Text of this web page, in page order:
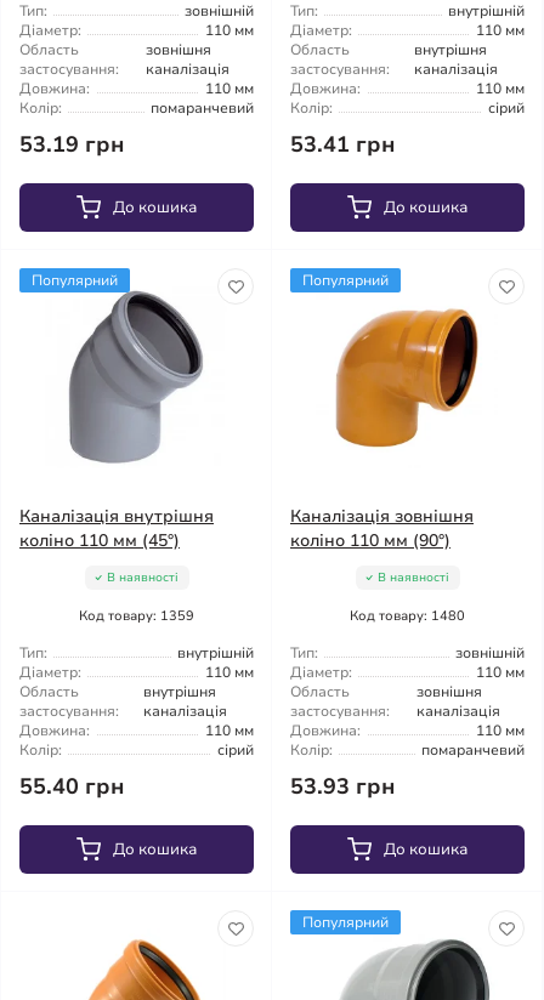
Тип:
зовнішній
Діаметр:
110 мм
Область
застосування:
зовнішня
каналізація
Довжина:
110 мм
Колір:
помаранчевий
53.19 грн
До кошика
Тип:
внутрішній
Діаметр:
110 мм
Область
застосування:
внутрішня
каналізація
Довжина:
110 мм
Колір:
сірий
53.41 грн
До кошика
Популярний
Каналізація внутрішня
коліно 110 мм (45°)
В наявності
Код товару: 1359
Тип:
внутрішній
Діаметр:
110 мм
Область
застосування:
внутрішня
каналізація
Довжина:
110 мм
Колір:
сірий
55.40 грн
До кошика
Популярний
Каналізація зовнішня
коліно 110 мм (90°)
В наявності
Код товару: 1480
Тип:
зовнішній
Діаметр:
110 мм
Область
застосування:
зовнішня
каналізація
Довжина:
110 мм
Колір:
помаранчевий
53.93 грн
До кошика
Популярний